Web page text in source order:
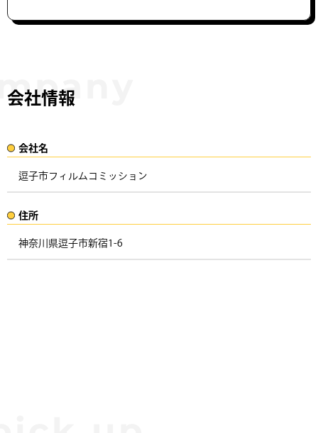
会社情報
会社名​
逗子市フィルムコミッション
住所​​
神奈川県逗子市新宿1-6 ​